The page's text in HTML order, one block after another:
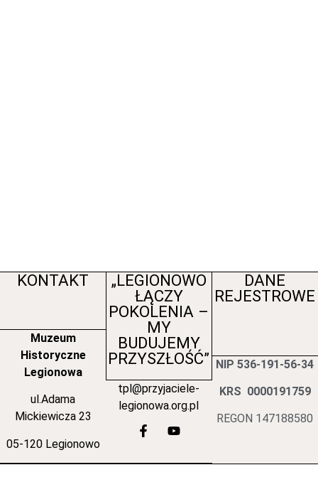
KONTAKT
Muzeum
Historyczne
Legionowa
ul.Adama
Mickiewicza 23
05-120 Legionowo
„LEGIONOWO
ŁĄCZY
POKOLENIA –
MY
BUDUJEMY
PRZYSZŁOŚĆ”
tpl@przyjaciele-
legionowa.org.pl
DANE
REJESTROWE
NIP 536-191-56-34
KRS 0000191759
REGON 147188580